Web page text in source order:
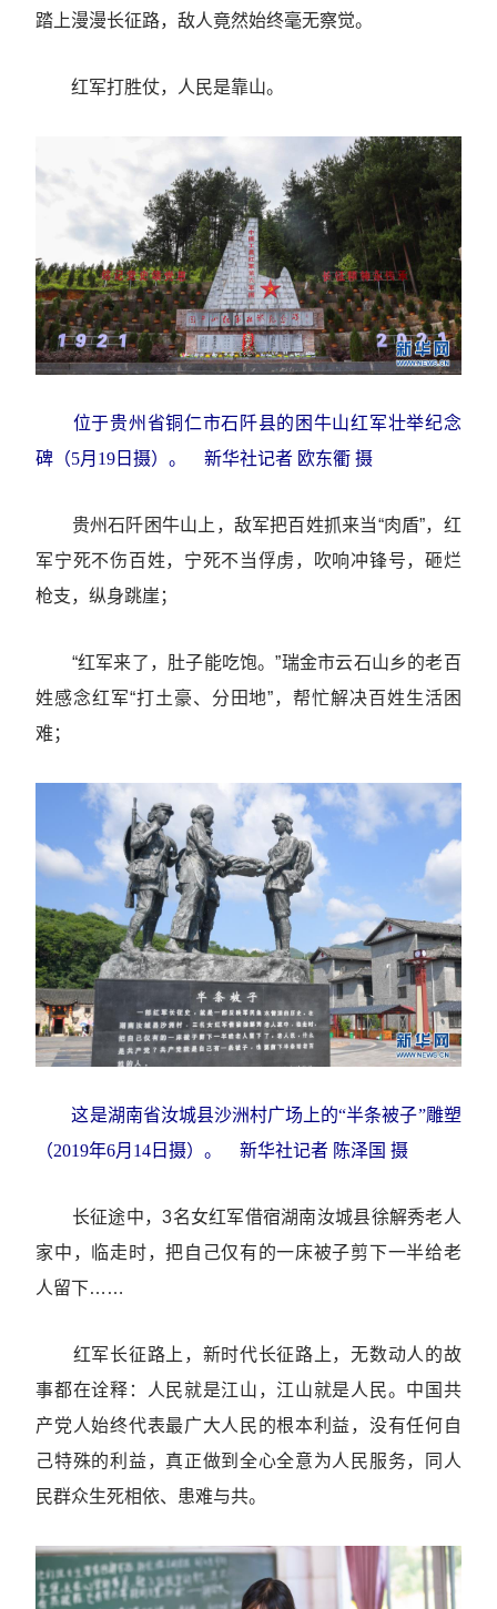
踏上漫漫长征路，敌人竟然始终毫无察觉。
红军打胜仗，人民是靠山。
位于贵州省铜仁市石阡县的困牛山红军壮举纪念
碑（5月19日摄）。 新华社记者 欧东衢 摄
贵州石阡困牛山上，敌军把百姓抓来当“肉盾”，红
军宁死不伤百姓，宁死不当俘虏，吹响冲锋号，砸烂
枪支，纵身跳崖；
“红军来了，肚子能吃饱。”瑞金市云石山乡的老百
姓感念红军“打土豪、分田地”，帮忙解决百姓生活困
难；
这是湖南省汝城县沙洲村广场上的“半条被子”雕塑
（2019年6月14日摄）。 新华社记者 陈泽国 摄
长征途中，3名女红军借宿湖南汝城县徐解秀老人
家中，临走时，把自己仅有的一床被子剪下一半给老
人留下……
红军长征路上，新时代长征路上，无数动人的故
事都在诠释：人民就是江山，江山就是人民。中国共
产党人始终代表最广大人民的根本利益，没有任何自
己特殊的利益，真正做到全心全意为人民服务，同人
民群众生死相依、患难与共。